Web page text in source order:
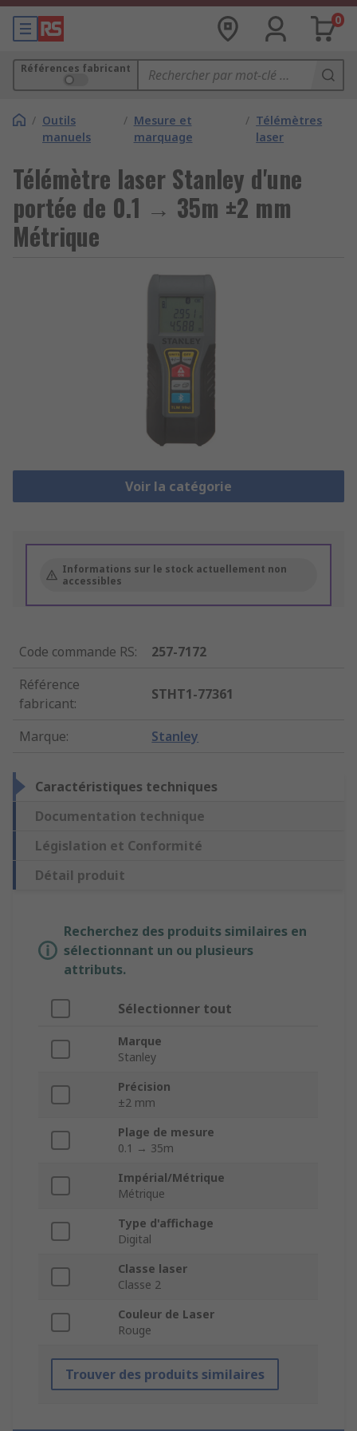
0
Références fabricant
/ Outils
manuels
/ Mesure et
marquage
/ Télémètres
laser
Télémètre laser Stanley d'une
portée de 0.1 → 35m ±2 mm
Métrique
Voir la catégorie
Informations sur le stock actuellement non
accessibles
Code commande RS:
257-7172
Référence
fabricant:
STHT1-77361
Marque: Stanley
Caractéristiques techniques
Documentation technique
Législation et Conformité
Détail produit
Recherchez des produits similaires en
sélectionnant un ou plusieurs
attributs.
Sélectionner tout
Marque
Stanley
Précision
±2 mm
Plage de mesure
0.1 → 35m
Impérial/Métrique
Métrique
Type d'affichage
Digital
Classe laser
Classe 2
Couleur de Laser
Rouge
Trouver des produits similaires